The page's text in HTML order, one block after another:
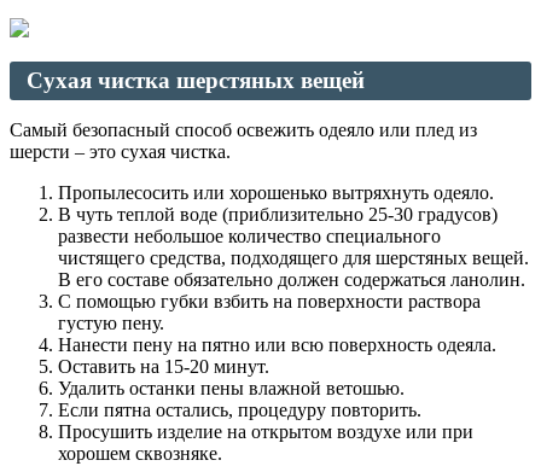
Сухая чистка шерстяных вещей
Самый безопасный способ освежить одеяло или плед из
шерсти – это сухая чистка.
Пропылесосить или хорошенько вытряхнуть одеяло.
В чуть теплой воде (приблизительно 25-30 градусов)
развести небольшое количество специального
чистящего средства, подходящего для шерстяных вещей.
В его составе обязательно должен содержаться ланолин.
С помощью губки взбить на поверхности раствора
густую пену.
Нанести пену на пятно или всю поверхность одеяла.
Оставить на 15-20 минут.
Удалить останки пены влажной ветошью.
Если пятна остались, процедуру повторить.
Просушить изделие на открытом воздухе или при
хорошем сквозняке.